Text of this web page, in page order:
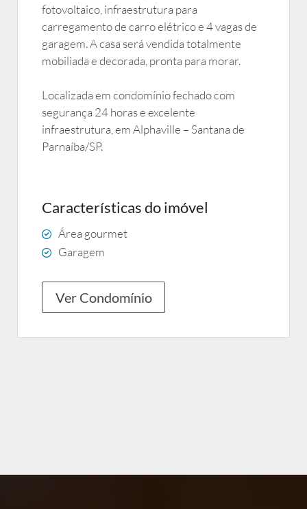
fotovoltaico, infraestrutura para
carregamento de carro elétrico e 4 vagas de
garagem. A casa será vendida totalmente
mobiliada e decorada, pronta para morar.
Localizada em condomínio fechado com
segurança 24 horas e excelente
infraestrutura, em Alphaville – Santana de
Parnaíba/SP.
Características do imóvel
Área gourmet
Garagem
Ver Condomínio